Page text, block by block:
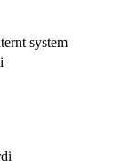
system